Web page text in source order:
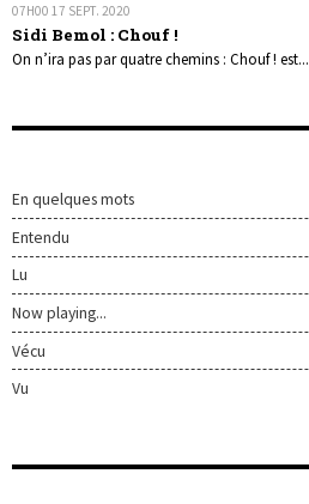
07H00 17 SEPT. 2020
Sidi Bemol : Chouf !
On n’ira pas par quatre chemins : Chouf ! est...
En quelques mots
Entendu
Lu
Now playing...
Vécu
Vu